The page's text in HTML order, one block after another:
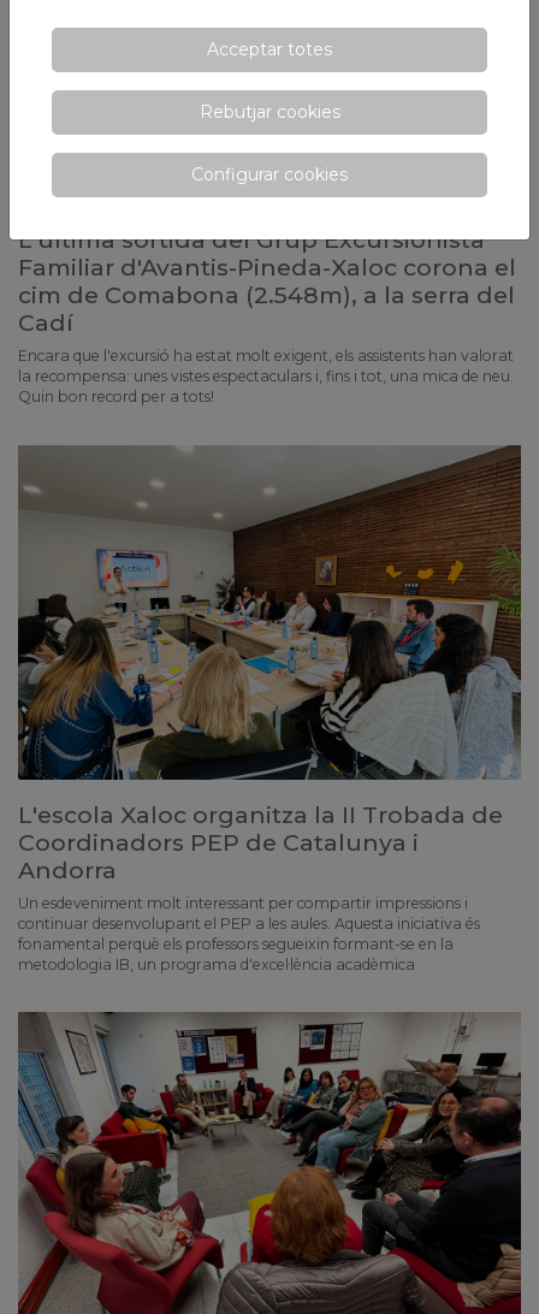
L'última sortida del Grup Excursionista
Familiar d'Avantis-Pineda-Xaloc corona el
cim de Comabona (2.548m), a la serra del
Cadí
Encara que l'excursió ha estat molt exigent, els assistents han valorat
la recompensa: unes vistes espectaculars i, fins i tot, una mica de neu.
Quin bon record per a tots!
L'escola Xaloc organitza la II Trobada de
Coordinadors PEP de Catalunya i
Andorra
Un esdeveniment molt interessant per compartir impressions i
continuar desenvolupant el PEP a les aules. Aquesta iniciativa és
fonamental perquè els professors segueixin formant-se en la
metodologia IB, un programa d'excel·lència acadèmica
Acceptar totes
Rebutjar cookies
Configurar cookies